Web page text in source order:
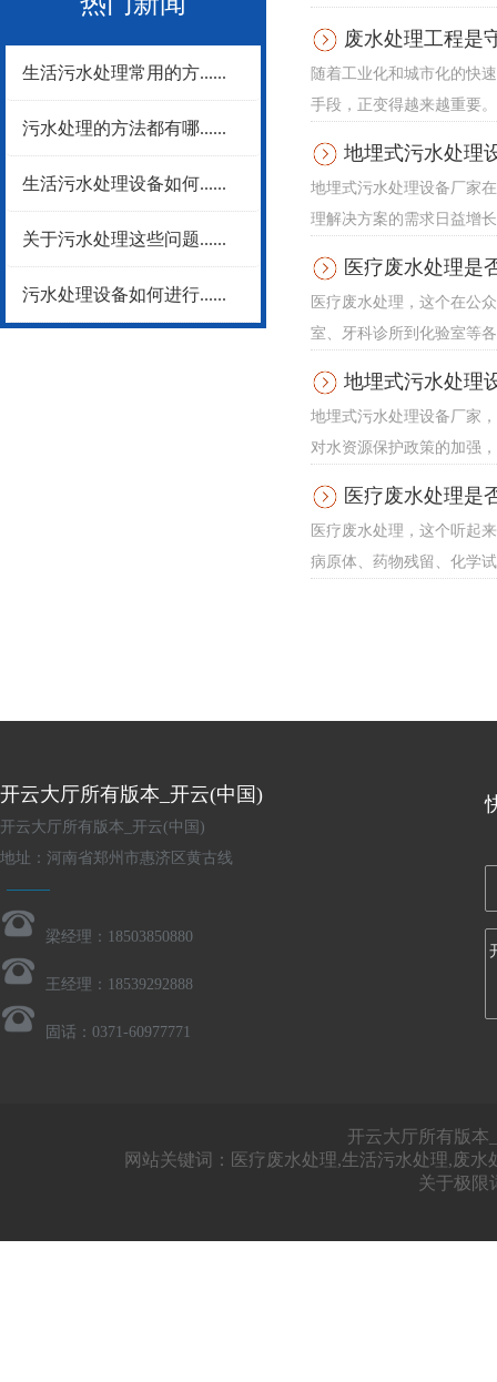
生活污水处理常用的方......
污水处理的方法都有哪......
生活污水处理设备如何......
关于污水处理这些问题......
污水处理设备如何进行......
废水处理工程是
随着工业化和城市化的快
手段，正变得越来越重要
地埋式污水处理
地埋式污水处理设备厂家
理解决方案的需求日益增
医疗废水处理是
医疗废水处理，这个在公
室、牙科诊所到化验室等
地埋式污水处理
地埋式污水处理设备厂家
对水资源保护政策的加强
医疗废水处理是
医疗废水处理，这个听起
病原体、药物残留、化学
开云大厅所有版本_开云(中国)
开云大厅所有版本_开云(中国)
地址：河南省郑州市惠济区黄古线
梁经理：18503850880
王经理：18539292888
固话：0371-60977771
开云大厅所有版
网站关键词：医疗废水处理,生活污水处理,废
关于极限